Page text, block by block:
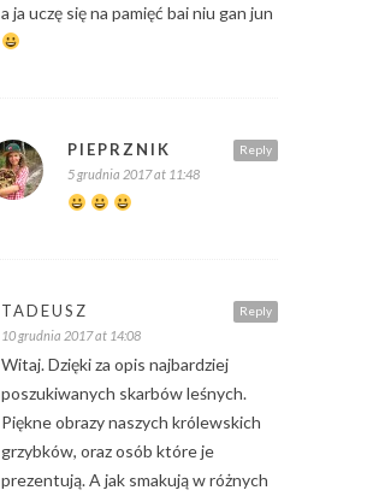
a ja uczę się na pamięć bai niu gan jun
Reply
PIEPRZNIK
5 grudnia 2017 at 11:48
Reply
TADEUSZ
10 grudnia 2017 at 14:08
Witaj. Dzięki za opis najbardziej
poszukiwanych skarbów leśnych.
Piękne obrazy naszych królewskich
grzybków, oraz osób które je
prezentują. A jak smakują w różnych